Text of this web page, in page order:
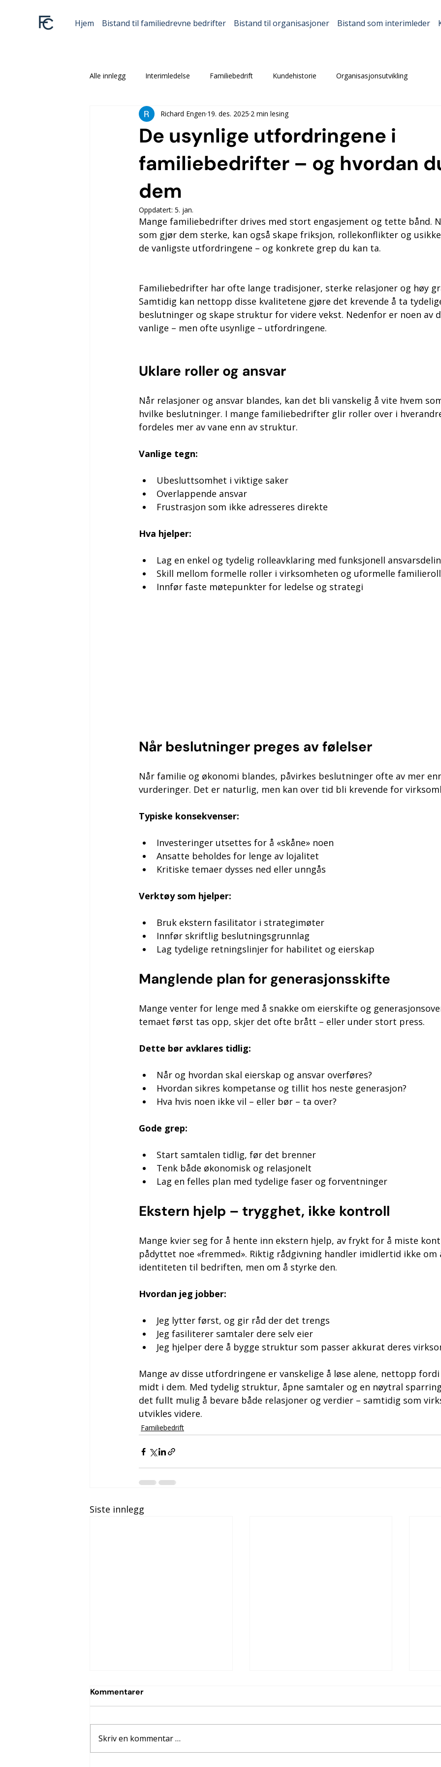
Hjem Bistand til familiedrevne bedrifter Bistand til organisasjoner Bistand som interimleder
Alle innlegg Interimledelse Familiebedrift Kundehistorie Organisasjonsutvikling
De usynlige utfordringene i
familiebedrifter – og hvordan
dem
Richard Engen 19. des. 2025 2 min lesing
Oppdatert: 5. jan.
Mange familiebedrifter drives med stort engasjement og tette bånd.
som gjør dem sterke, kan også skape friksjon, rollekonflikter og
de vanligste utfordringene – og konkrete grep du kan ta.
Familiebedrifter har ofte lange tradisjoner, sterke relasjoner og høy
Samtidig kan nettopp disse kvalitetene gjøre det krevende å ta
beslutninger og skape struktur for videre vekst. Nedenfor er noen av
vanlige – men ofte usynlige – utfordringene.
Uklare roller og ansvar
Når relasjoner og ansvar blandes, kan det bli vanskelig å vite hvem
hvilke beslutninger. I mange familiebedrifter glir roller over i
fordeles mer av vane enn av struktur.
Vanlige tegn:
Ubesluttsomhet i viktige saker
Overlappende ansvar
Frustrasjon som ikke adresseres direkte
Hva hjelper:
Lag en enkel og tydelig rolleavklaring med funksjonell
Skill mellom formelle roller i virksomheten og uformelle
Innfør faste møtepunkter for ledelse og strategi
Når beslutninger preges av følelser
Når familie og økonomi blandes, påvirkes beslutninger ofte av mer
vurderinger. Det er naturlig, men kan over tid bli krevende for
Typiske konsekvenser:
Investeringer utsettes for å «skåne» noen
Ansatte beholdes for lenge av lojalitet
Kritiske temaer dysses ned eller unngås
Verktøy som hjelper:
Bruk ekstern fasilitator i strategimøter
Innfør skriftlig beslutningsgrunnlag
Lag tydelige retningslinjer for habilitet og eierskap
Manglende plan for generasjonsskifte
Mange venter for lenge med å snakke om eierskifte og
temaet først tas opp, skjer det ofte brått – eller under stort press.
Dette bør avklares tidlig:
Når og hvordan skal eierskap og ansvar overføres?
Hvordan sikres kompetanse og tillit hos neste generasjon?
Hva hvis noen ikke vil – eller bør – ta over?
Gode grep:
Start samtalen tidlig, før det brenner
Tenk både økonomisk og relasjonelt
Lag en felles plan med tydelige faser og forventninger
Ekstern hjelp – trygghet, ikke kontroll
Mange kvier seg for å hente inn ekstern hjelp, av frykt for å miste
pådyttet noe «fremmed». Riktig rådgivning handler imidlertid ikke om
identiteten til bedriften, men om å styrke den.
Hvordan jeg jobber:
Jeg lytter først, og gir råd der det trengs
Jeg fasiliterer samtaler dere selv eier
Jeg hjelper dere å bygge struktur som passer akkurat deres
Mange av disse utfordringene er vanskelige å løse alene, nettopp
midt i dem. Med tydelig struktur, åpne samtaler og en nøytral
det fullt mulig å bevare både relasjoner og verdier – samtidig som
utvikles videre.
Familiebedrift
Siste innlegg
Kommentarer
Skriv en kommentar …